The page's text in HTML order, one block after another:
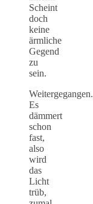
Scheint
doch
keine
ärmliche
Gegend
zu
sein.
Weitergegangen.
Es
dämmert
schon
fast,
also
wird
das
Licht
trüb,